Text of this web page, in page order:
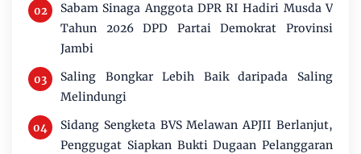
Sabam Sinaga Anggota DPR RI Hadiri Musda V
Tahun 2026 DPD Partai Demokrat Provinsi
Jambi
Saling Bongkar Lebih Baik daripada Saling
Melindungi
Sidang Sengketa BVS Melawan APJII Berlanjut,
Penggugat Siapkan Bukti Dugaan Pelanggaran